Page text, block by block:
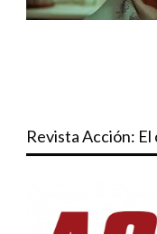
Revista Acción: